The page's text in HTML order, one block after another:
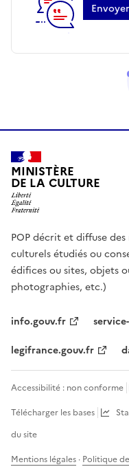
MINISTÈRE
DE LA CULTURE
POP décrit et diffuse
culturels étudiés ou
édifices ou sites, objets
photographies, etc.)
info.gouv.fr
legifrance.gouv.fr
Accessibilité : non conforme
Télécharger les bases
du site
Mentions légales · Politique